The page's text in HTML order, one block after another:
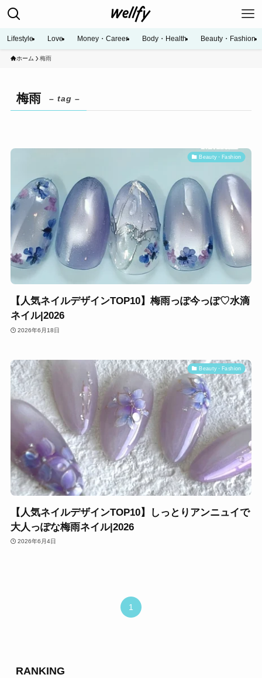
Lifestyle Love Money・Career Body・Health Beauty・Fashion
ホーム 梅雨
梅雨 – tag –
Beauty・Fashion
【人気ネイルデザインTOP10】梅雨っぽ今っぽ♡水滴
ネイル|2026
2026年6月18日
Beauty・Fashion
【人気ネイルデザインTOP10】しっとりアンニュイで
大人っぽな梅雨ネイル|2026
2026年6月4日
1
RANKING